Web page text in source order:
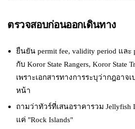
ตรวจสอบก่อนออกเดินทาง
ยืนยัน permit fee, validity period และ
กับ Koror State Rangers, Koror State
เพราะเอกสารทางการระบุว่ากฎอาจ
หน้า
ถามว่าทัวร์ที่เสนอราคารวม Jellyfish
แค่ "Rock Islands"